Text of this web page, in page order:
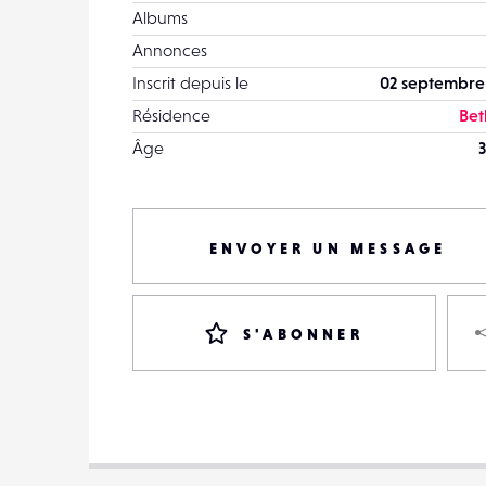
Albums
Annonces
Inscrit depuis le
02 septembre
Résidence
Âge
ENVOYER UN MESSAGE
S'ABONNER